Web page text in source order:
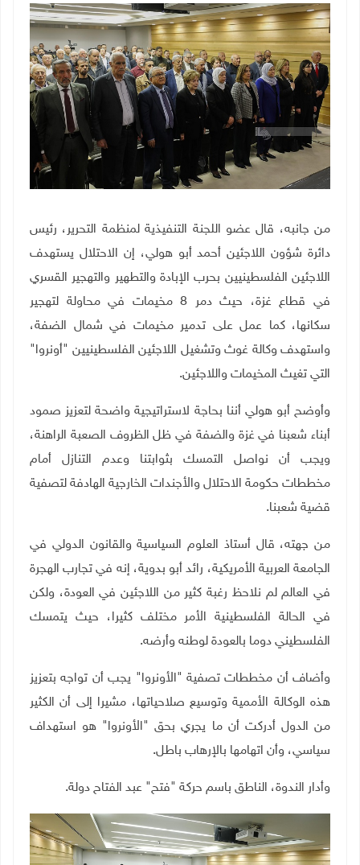
من جانبه، قال عضو اللجنة التنفيذية لمنظمة التحرير، رئيس
دائرة شؤون اللاجئين أحمد أبو هولي، إن الاحتلال يستهدف
اللاجئين الفلسطينيين بحرب الإبادة والتطهير والتهجير القسري
في قطاع غزة، حيث دمر 8 مخيمات في محاولة لتهجير
سكانها، كما عمل على تدمير مخيمات في شمال الضفة،
واستهدف وكالة غوث وتشغيل اللاجئين الفلسطينيين "أونروا"
التي تغيث المخيمات واللاجئين.
وأوضح أبو هولي أننا بحاجة لاستراتيجية واضحة لتعزيز صمود
أبناء شعبنا في غزة والضفة في ظل الظروف الصعبة الراهنة،
ويجب أن نواصل التمسك بثوابتنا وعدم التنازل أمام
مخططات حكومة الاحتلال والأجندات الخارجية الهادفة لتصفية
قضية شعبنا.
من جهته، قال أستاذ العلوم السياسية والقانون الدولي في
الجامعة العربية الأمريكية، رائد أبو بدوية، إنه في تجارب الهجرة
في العالم لم نلاحظ رغبة كثير من اللاجئين في العودة، ولكن
في الحالة الفلسطينية الأمر مختلف كثيرا، حيث يتمسك
الفلسطيني دوما بالعودة لوطنه وأرضه.
وأضاف أن مخططات تصفية "الأونروا" يجب أن تواجه بتعزيز
هذه الوكالة الأممية وتوسيع صلاحياتها، مشيرا إلى أن الكثير
من الدول أدركت أن ما يجري بحق "الأونروا" هو استهداف
سياسي، وأن اتهامها بالإرهاب باطل.
وأدار الندوة، الناطق باسم حركة "فتح" عبد الفتاح دولة.